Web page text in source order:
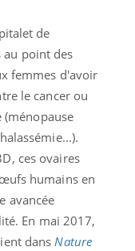
de
au point des
femmes d'avoir
le cancer ou
ces ovaires
humains en
avancée
En mai 2017,
dansNature